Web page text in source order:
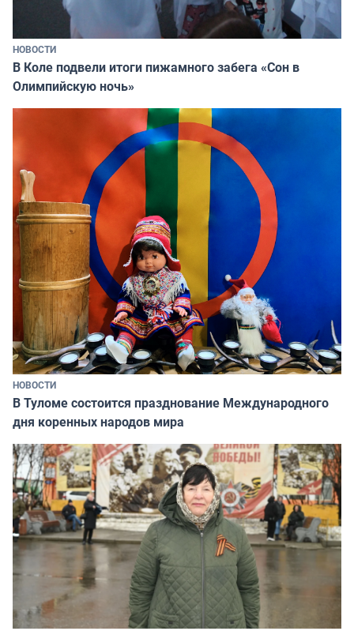
НОВОСТИ
В Коле подвели итоги пижамного забега «Сон в
Олимпийскую ночь»
НОВОСТИ
В Туломе состоится празднование Международного
дня коренных народов мира